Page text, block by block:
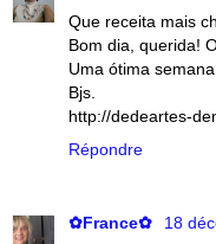
Que receita mais
Bom dia, querida!
Uma ótima
Bjs.
http://dedeartes-
Répondre
✿France✿
18